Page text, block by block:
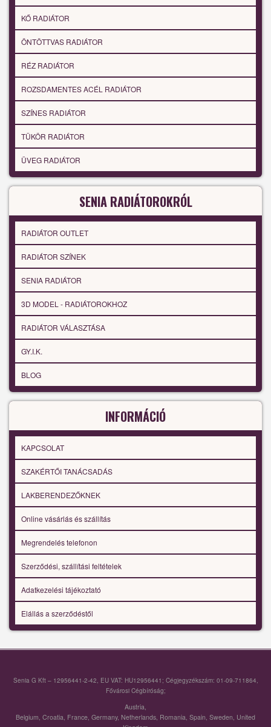
KŐ RADIÁTOR
ÖNTÖTTVAS RADIÁTOR
RÉZ RADIÁTOR
ROZSDAMENTES ACÉL RADIÁTOR
SZÍNES RADIÁTOR
TÜKÖR RADIÁTOR
ÜVEG RADIÁTOR
SENIA RADIÁTOROKRÓL
RADIÁTOR OUTLET
RADIÁTOR SZÍNEK
SENIA RADIÁTOR
3D MODEL - RADIÁTOROKHOZ
RADIÁTOR VÁLASZTÁSA
GY.I.K.
BLOG
INFORMÁCIÓ
KAPCSOLAT
SZAKÉRTŐI TANÁCSADÁS
LAKBERENDEZŐKNEK
Online vásárlás és szállítás
Megrendelés telefonon
Szerződési, szállítási feltételek
Adatkezelési tájékoztató
Elállás a szerződéstől
Senia G Kft – 12956441-2-42, EU VAT: HU12956441; Cégjegyzékszám: 01-09-711864,
Fővárosi Cégbíróság;
Austria
Belgium Croatia France Germany, Netherlands Romania Spain Sweden United